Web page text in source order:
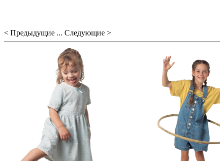
< Предыдущие ... Следующие >